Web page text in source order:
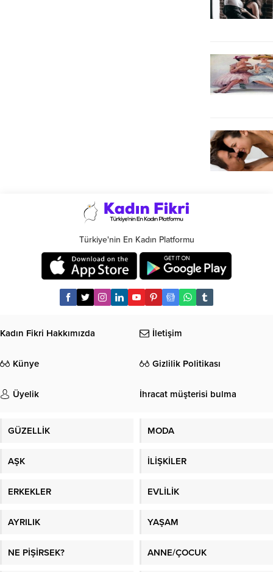
Türkiye'nin En Kadın Platformu
Kadın Fikri Hakkımızda İletişim
Künye Gizlilik Politikası
Üyelik İhracat müşterisi bulma
GÜZELLİK MODA
AŞK İLİŞKİLER
ERKEKLER EVLİLİK
AYRILIK YAŞAM
NE PİŞİRSEK? ANNE/ÇOCUK